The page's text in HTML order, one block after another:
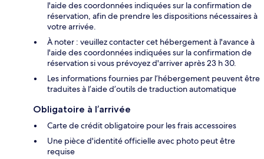
l'aide des coordonnées indiquées sur la confirmation de
réservation, afin de prendre les dispositions nécessaires à
votre arrivée.
À noter : veuillez contacter cet hébergement à l'avance à
l'aide des coordonnées indiquées sur la confirmation de
réservation si vous prévoyez d'arriver après 23 h 30.
Les informations fournies par l’hébergement peuvent être
traduites à l’aide d’outils de traduction automatique
Obligatoire à l’arrivée
Carte de crédit obligatoire pour les frais accessoires
Une pièce d'identité officielle avec photo peut être
requise